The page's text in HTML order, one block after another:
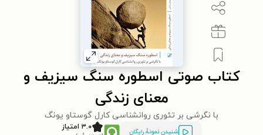
کتاب صوتی اسطوره سنگ سیزیف و
معنای زندگی
با نگرشی بر تئوری روانشناسی کارل گوستاو یونگ
شنیدن نمونۀ رایگان
۳.۰ امتیاز